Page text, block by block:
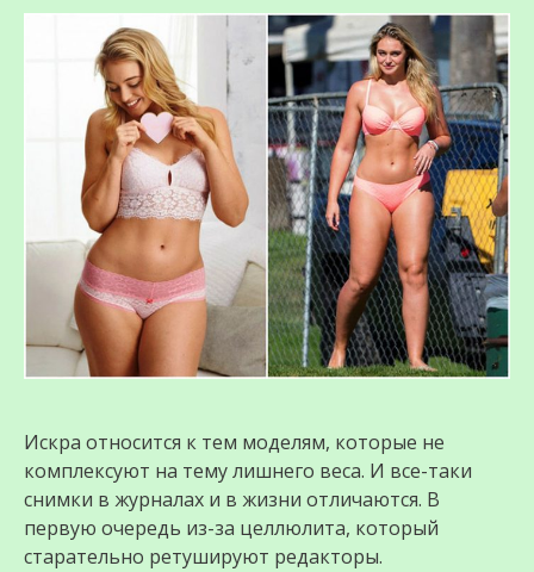
Искра относится к тем моделям, которые не
комплексуют на тему лишнего веса. И все-таки
снимки в журналах и в жизни отличаются. В
первую очередь из-за целлюлита, который
старательно ретушируют редакторы.